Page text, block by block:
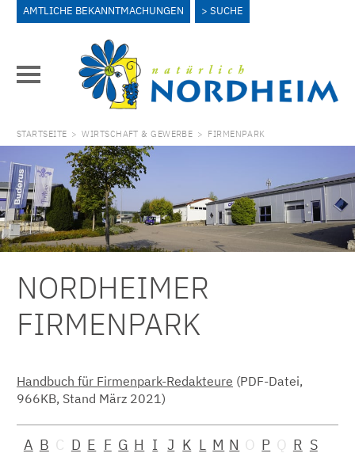
AMTLICHE BEKANNTMACHUNGEN SUCHE
STARTSEITE > WIRTSCHAFT & GEWERBE > FIRMENPARK
NORDHEIMER
FIRMENPARK
Handbuch für Firmenpark-Redakteure (PDF-Datei,
966KB, Stand März 2021)
A B C D E F G H I J K L M N O P Q R S